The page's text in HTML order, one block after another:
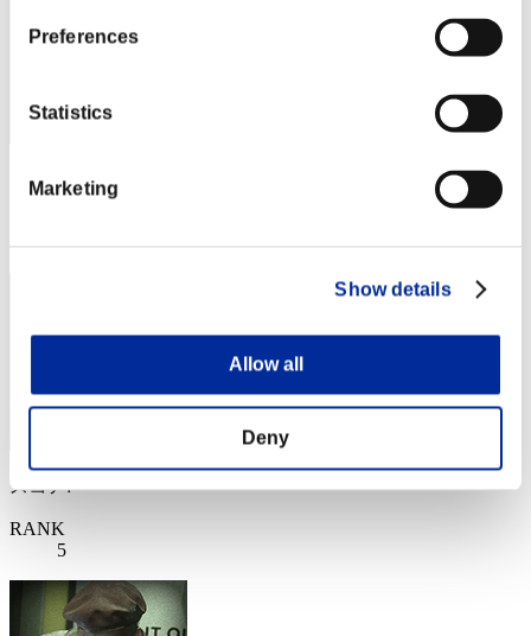
Preferences
Statistics
Marketing
Show details
Allow all
Deny
スコア: -
4
スコア: -
RANK
5